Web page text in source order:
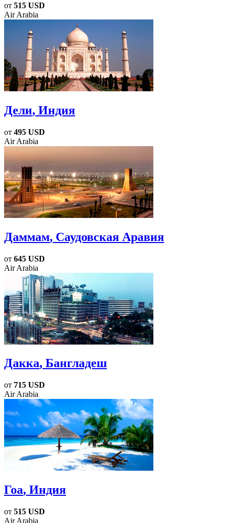
от 515 USD
Air Arabia
Дели, Индия
от 495 USD
Air Arabia
Даммам, Саудовская Аравия
от 645 USD
Air Arabia
Дакка, Бангладеш
от 715 USD
Air Arabia
Гоа, Индия
от 515 USD
Air Arabia